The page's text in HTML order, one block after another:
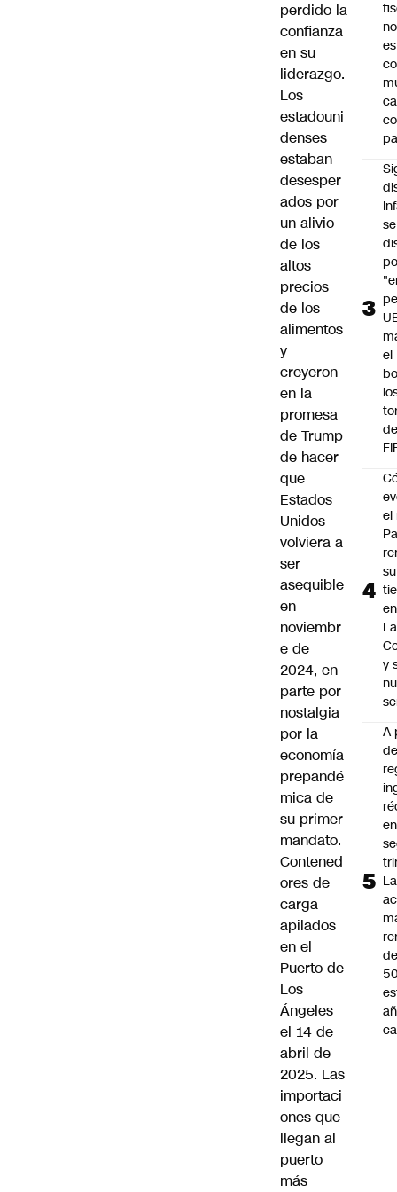
perdido la
confianza
en su
liderazgo.
Los
estadouni
denses
estaban
desesper
ados por
un alivio
de los
altos
precios
de los
alimentos
y
creyeron
en la
promesa
de Trump
de hacer
que
Estados
Unidos
volviera a
ser
asequible
en
noviembr
e de
2024, en
parte por
nostalgia
por la
economía
prepandé
mica de
su primer
mandato.
Contened
ores de
carga
apilados
en el
Puerto de
Los
Ángeles
el 14 de
abril de
2025. Las
importaci
ones que
llegan al
puerto
más
se
el
el
su
y
A
de
La